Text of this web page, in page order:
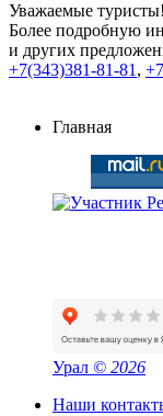
Уважаемые туристы!
Более подробную
и других
+7(343)381-81-81 ,
Главная
Урал © 2026
Наши